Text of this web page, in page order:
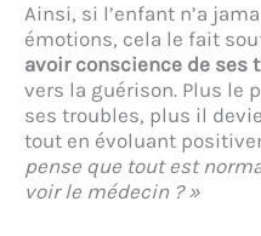
Ainsi, si l’enfant n’a
émotions, cela le fait
avoir conscience de ses
vers la guérison. Plus le
ses troubles, plus il
tout en évoluant
pense que tout est
voir le médecin ? »